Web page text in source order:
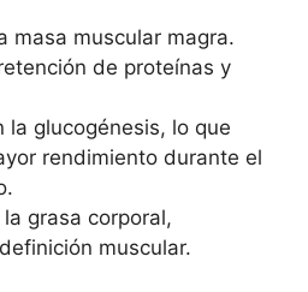
masa muscular magra.
de proteínas y
la glucogénesis, lo que
rendimiento durante el
grasa corporal,
muscular.